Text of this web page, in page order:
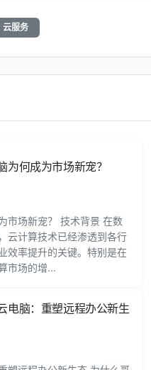
云服务
为何成为市场新宠？
市场新宠？ 技术背景 在数
云计算技术已经渗透到各行
效率提升的关键。特别是在
市场的增...
电脑：重塑远程办公新生